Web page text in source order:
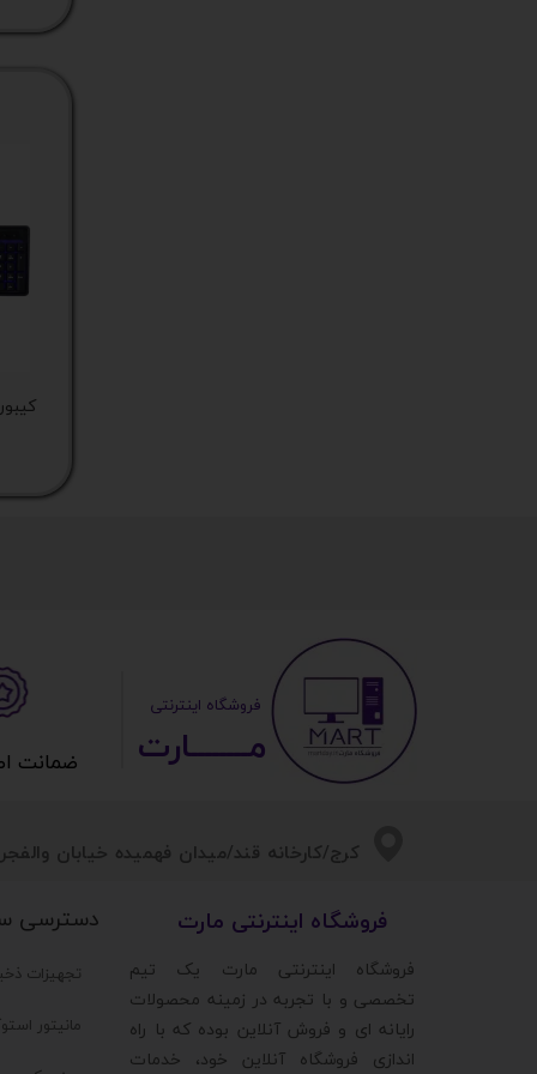
​​کرج/کارخانه قند/میدان فهمیده خیابان
تجهیزات
مانیتور
دسترسی ​فروشگاه اینترنتی مارت
​فروشگاه اینترنتی مارت یک تیم
تخصصی و با تجربه در زمینه محصولات
رایانه ای و فروش آنلاین بوده که با راه
اندازی فروشگاه آنلاین خود، خدمات
مــــــــارت​​​​​​
​ ​فروشگاه اینترنتی
ضمانت